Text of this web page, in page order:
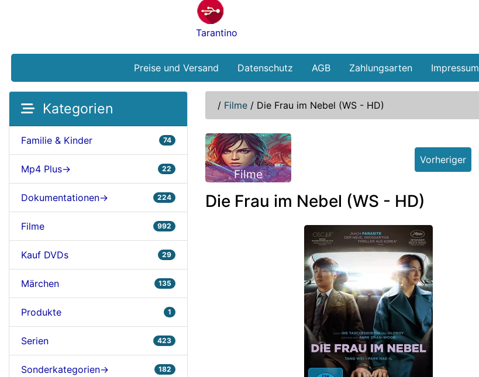
Tarantino
Preise und Versand Datenschutz AGB Zahlungsarten Impressum
Kategorien
Familie & Kinder 74
Mp4 Plus-> 22
Dokumentationen-> 224
Filme 992
Kauf DVDs 29
Märchen 135
Produkte 1
Serien 423
Sonderkategorien-> 182
/ Filme / Die Frau im Nebel (WS - HD)
Filme
Vorheriger
Die Frau im Nebel (WS - HD)